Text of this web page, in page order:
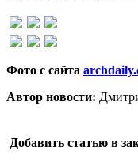
Фото с сайта
Автор новости:
Добавить статью в